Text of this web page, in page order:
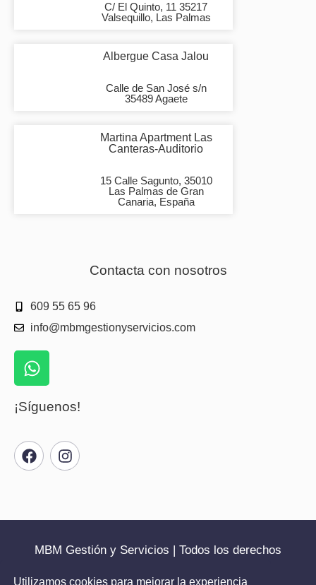
C/ El Quinto, 11 35217
Valsequillo, Las Palmas
Albergue Casa Jalou
Calle de San José s/n
35489 Agaete
Martina Apartment Las
Canteras-Auditorio
15 Calle Sagunto, 35010
Las Palmas de Gran
Canaria, España
Contacta con nosotros
609 55 65 96
info@mbmgestionyservicios.com
¡Síguenos!
MBM Gestión y Servicios | Todos los derechos
Utilizamos cookies para mejorar la experiencia